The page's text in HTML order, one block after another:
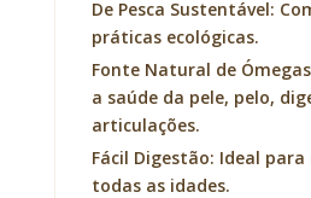
De Pesca Sustentável:
práticas ecológicas.
Fonte Natural de
a saúde da pele, pelo,
articulações.
Fácil Digestão: Ideal para
todas as idades.